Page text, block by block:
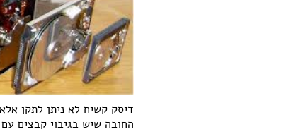
דיסק קשיח לא ניתן לתקן
החובה שיש בגיבוי קבצים